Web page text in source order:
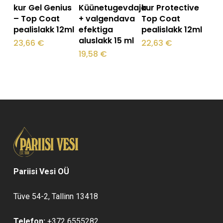
kur Gel Genius
– Top Coat
pealislakk 12ml
23,66 €
Küünetugevdaja
+ valgendava
efektiga
aluslakk 15 ml
19,58 €
kur Protective
Top Coat
pealislakk 12ml
22,63 €
Pariisi Vesi OÜ
Tüve 54-2, Tallinn 13418